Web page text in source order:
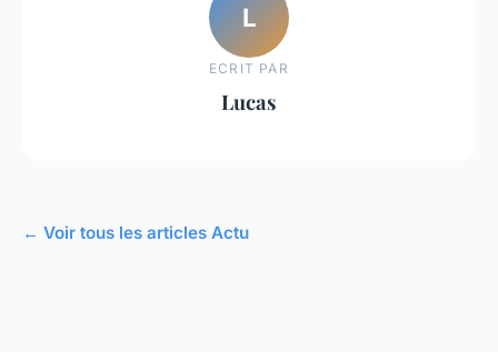
L
ECRIT PAR
Lucas
← Voir tous les articles Actu